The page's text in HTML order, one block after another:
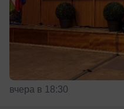
вчера в 18:30